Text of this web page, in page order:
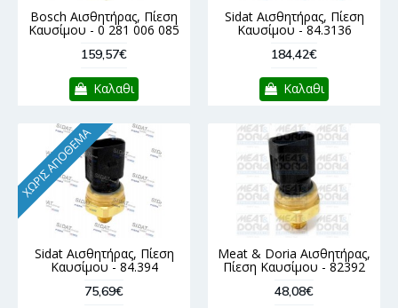
Bosch Αισθητήρας, Πίεση
Καυσίμου - 0 281 006 085
159,57€
Καλαθι
Sidat Αισθητήρας, Πίεση
Καυσίμου - 84.3136
184,42€
Καλαθι
ΧΩΡΊΣ ΑΠΌΘΕΜΑ
Sidat Αισθητήρας, Πίεση
Καυσίμου - 84.394
75,69€
Meat & Doria Αισθητήρας,
Πίεση Καυσίμου - 82392
48,08€